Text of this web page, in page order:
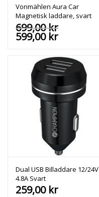
Vonmählen Aura Car
Magnetisk laddare, svart
699,00kr
var:
699,00 kr.
599,00 krDet
priset
är:
599,00 kr.
Dual USB Billaddare 12/24V
4.8A Svart
259,00 kr